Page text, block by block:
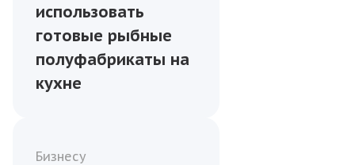
использовать
готовые рыбные
полуфабрикаты на
кухне
Бизнесу